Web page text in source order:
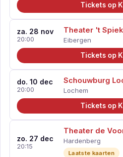
Tickets op
za. 28 nov
20:00
Theater 't
Eibergen
Tickets op
do. 10 dec
20:00
Schouwburg
Lochem
Tickets op
zo. 27 dec
20:15
Theater de
Hardenberg
Laatste kaarten